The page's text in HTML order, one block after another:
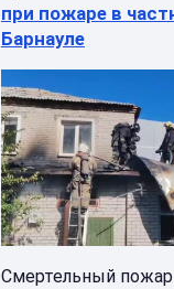
при пожаре в
Барнауле
Смертельный